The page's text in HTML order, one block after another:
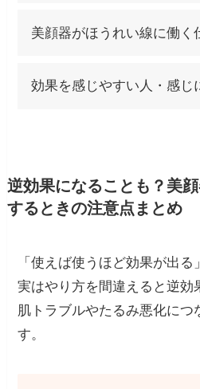
美顔器がほうれい線に働く
効果を感じやすい人・感じ
逆効果になることも？美
するときの注意点まとめ
「使えば使うほど効果が出る
実はやり方を間違えると逆効
肌トラブルやたるみ悪化につ
す。